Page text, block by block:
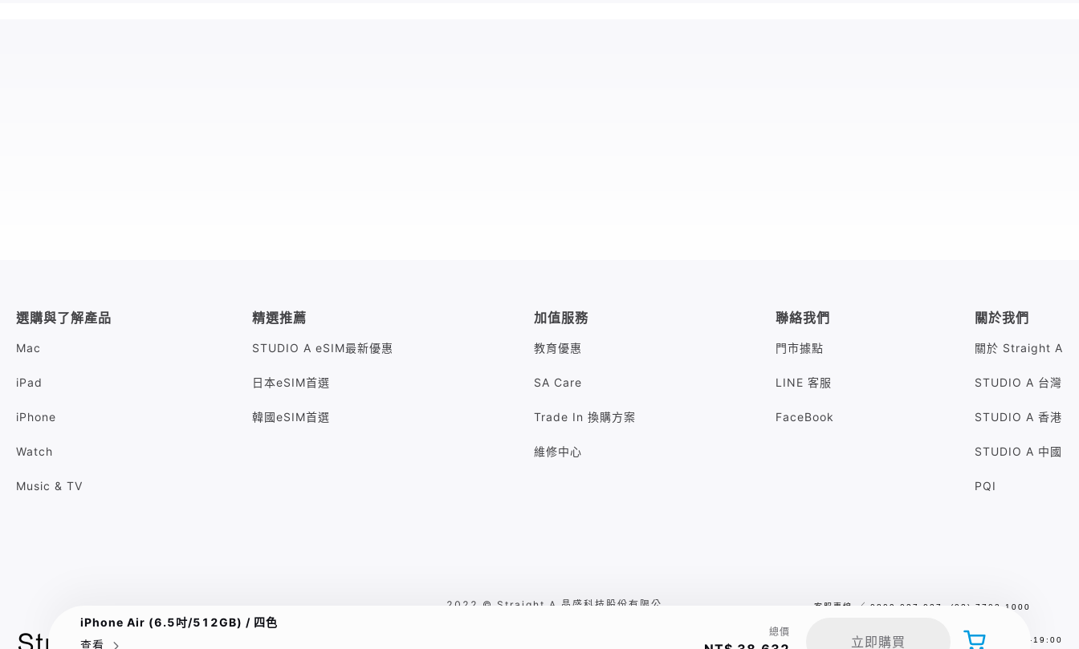
iPhone Air (6.5吋/512GB) / 四色
查看
總價
立即購買
選購與了解產品
Mac
iPad
iPhone
Watch
Music & TV
精選推薦
STUDIO A eSIM最新優惠
日本eSIM首選
韓國eSIM首選
加值服務
教育優惠
SA Care
Trade In 換購方案
維修中心
聯絡我們
門市據點
LINE 客服
FaceBook
關於我們
關於 Straight A
STUDIO A 台灣
STUDIO A 香港
STUDIO A 中國
PQI
2022 © Straight A 晶盛科技股份有限公
客服專線 ╱
0809-027-027 (02) 7702-1000
服務時間 ╱ 平日／假日10:00 - 13:00，14:00-19:00